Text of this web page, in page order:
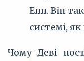
Енн. Він
системі, як
Чому Деві